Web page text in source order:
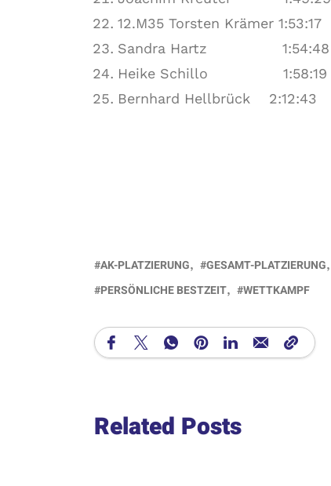
12.M35 Torsten Krämer 1:53:17
Sandra Hartz 1:54:48
Heike Schillo 1:58:19
Bernhard Hellbrück 2:12:43
AK-PLATZIERUNG GESAMT-PLATZIERUNG
PERSÖNLICHE BESTZEIT
WETTKAMPF
Related Posts